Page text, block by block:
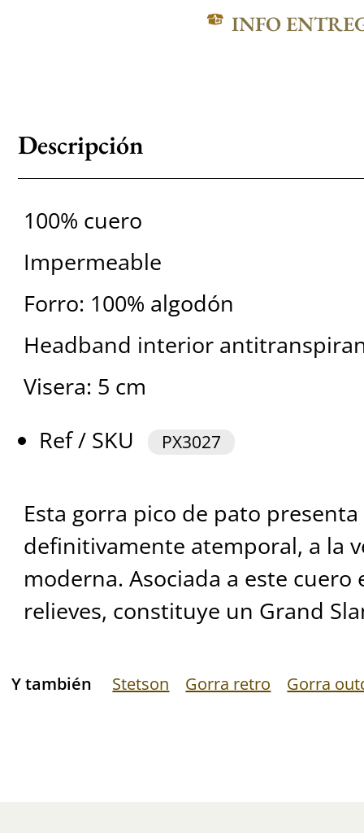
INFO
Descripción
100% cuero
Impermeable
Forro: 100% algodón
Headband interior
Visera: 5 cm
Ref / SKU
PX3027
Esta gorra pico de pato
definitivamente atemporal, a la
moderna. Asociada a este cuero
relieves, constituye un Grand
Y también Stetson Gorra retro Gorra